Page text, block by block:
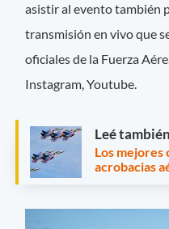
asistir al evento también
transmisión en vivo que
oficiales de la Fuerza
Instagram, Youtube.
Leé también
Los mejores
acrobacias